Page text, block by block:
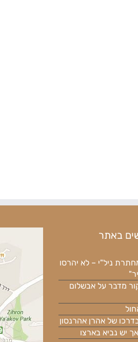
באתר
ניל"י – לא יהרסו
מדבר על אבשלום
של אהרן אהרנסון
אך יש נביא בארצו